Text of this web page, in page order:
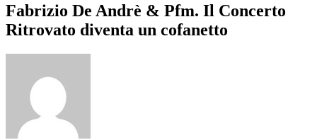
Fabrizio De Andrè & Pfm. Il Concerto
Ritrovato diventa un cofanetto